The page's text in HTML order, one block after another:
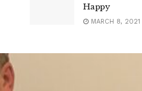
AUGUST 8, 2021